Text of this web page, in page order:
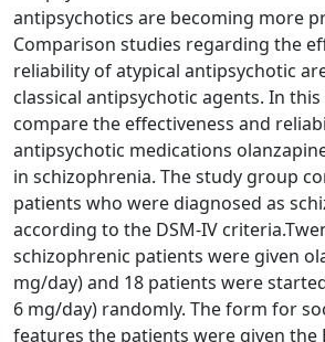
antipsychotics are becoming more
Comparison studies regarding the
reliability of atypical antipsychotic
classical antipsychotic agents. In
compare the effectiveness and
antipsychotic medications
in schizophrenia. The study group
patients who were diagnosed as
according to the DSM-IV
schizophrenic patients were given
mg/day) and 18 patients were
6 mg/day) randomly. The form for
features the patients were given the